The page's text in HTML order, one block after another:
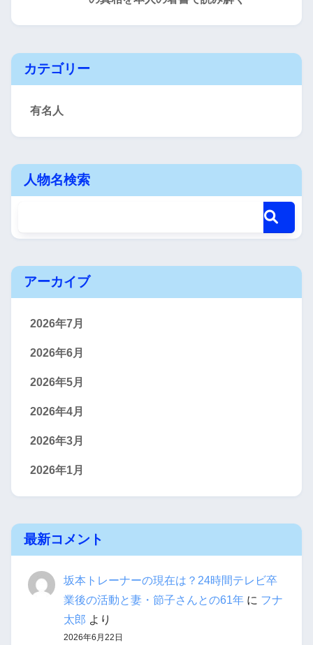
カテゴリー
有名人
人物名検索
アーカイブ
2026年7月
2026年6月
2026年5月
2026年4月
2026年3月
2026年1月
最新コメント
坂本トレーナーの現在は？24時間テレビ卒
業後の活動と妻・節子さんとの61年に フナ
太郎 より
2026年6月22日